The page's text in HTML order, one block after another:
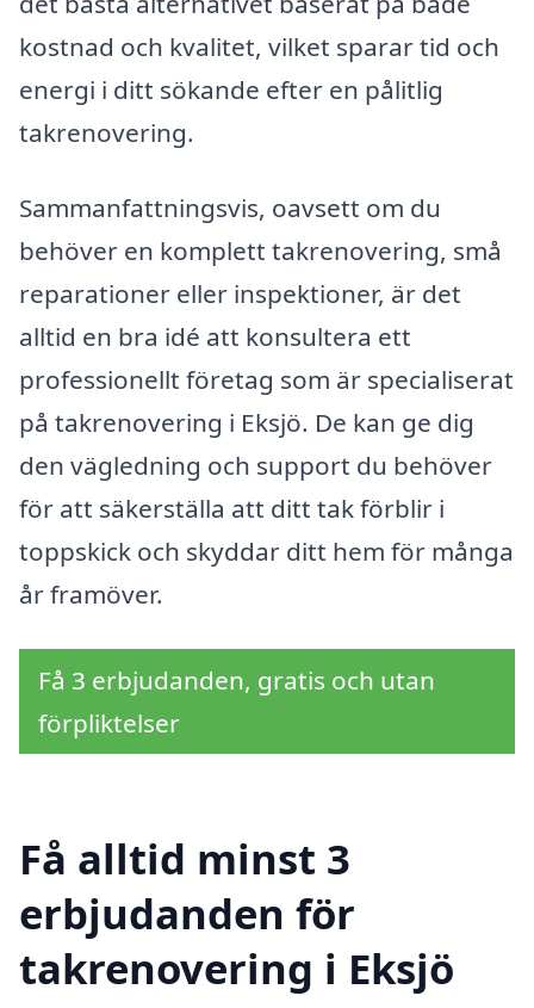
kostnad och kvalitet, vilket sparar tid och
energi i ditt sökande efter en pålitlig
takrenovering.
Sammanfattningsvis, oavsett om du
behöver en komplett takrenovering, små
reparationer eller inspektioner, är det
alltid en bra idé att konsultera ett
professionellt företag som är specialiserat
på takrenovering i Eksjö. De kan ge dig
den vägledning och support du behöver
för att säkerställa att ditt tak förblir i
toppskick och skyddar ditt hem för många
år framöver.
Få 3 erbjudanden, gratis och utan
förpliktelser
Få alltid minst 3
erbjudanden för
takrenovering i Eksjö